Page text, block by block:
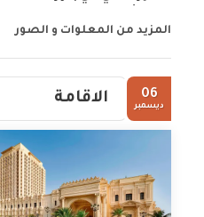
تحمل أسماء أشهر مراكز
المزيد من المعلوات و الصور
06
ديسمبر الاقامة